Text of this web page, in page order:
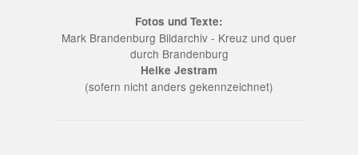
Fotos und Texte:
Mark Brandenburg Bildarchiv - Kreuz und quer
durch Brandenburg
Heike Jestram
(sofern nicht anders gekennzeichnet)